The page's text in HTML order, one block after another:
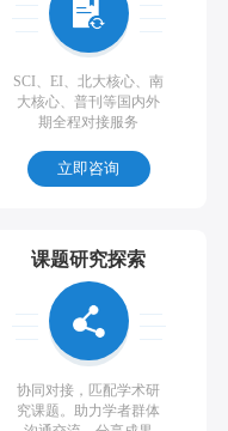
SCI、EI、北大核心、南
大核心、普刊等国内外
期全程对接服务
立即咨询
课题研究探索
协同对接，匹配学术研
究课题。助力学者群体